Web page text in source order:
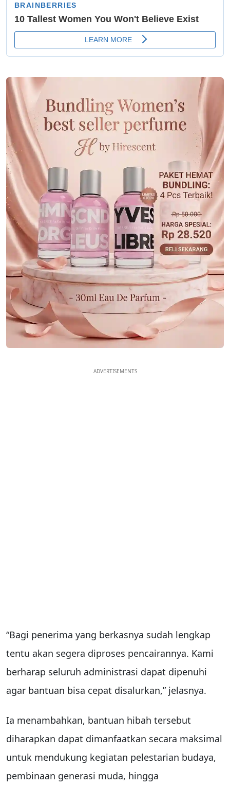
ADVERTISEMENTS
“Bagi penerima yang berkasnya sudah lengkap
tentu akan segera diproses pencairannya. Kami
berharap seluruh administrasi dapat dipenuhi
agar bantuan bisa cepat disalurkan,” jelasnya.
Ia menambahkan, bantuan hibah tersebut
diharapkan dapat dimanfaatkan secara maksimal
untuk mendukung kegiatan pelestarian budaya,
pembinaan generasi muda, hingga